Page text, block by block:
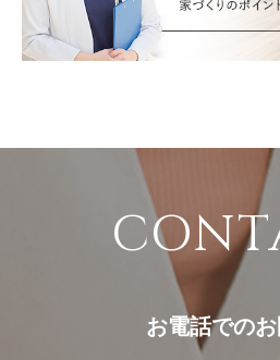
お電話での